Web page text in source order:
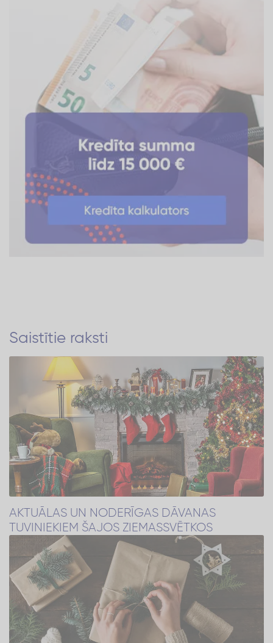
Saistītie raksti
AKTUĀLAS UN NODERĪGAS DĀVANAS
TUVINIEKIEM ŠAJOS ZIEMASSVĒTKOS